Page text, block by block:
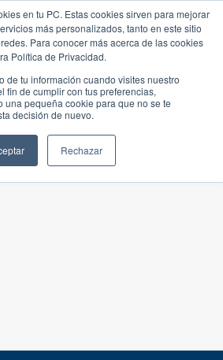
en tu PC. Estas cookies sirven para mejorar
más personalizados, tanto en este sitio
Para conocer más acerca de las cookies
Política de Privacidad.
de tu información cuando visites nuestro
fin de cumplir con tus preferencias,
una pequeña cookie para que no se te
decisión de nuevo.
Rechazar